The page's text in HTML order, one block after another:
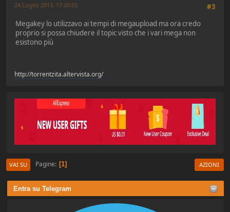
Entra su Telegram
#3
24 Luglio 2013, 17:30:03
Megakey lo utilizzavo ai tempi di megaupload ma ora credo
proprio si possa chiudere il topic visto che i vari mega non
esistono più
http://torrentzita.altervista.org/
VAI SU Pagine 1 AZIONI